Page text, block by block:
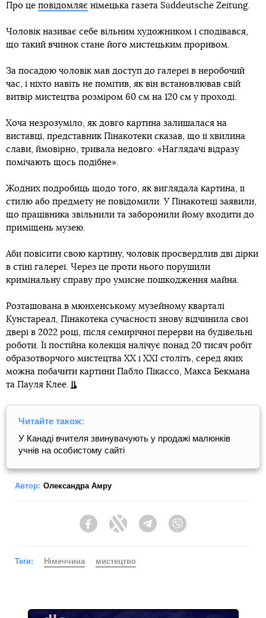
Про це повідомляє німецька газета Süddeutsche Zeitung.
Чоловік називає себе вільним художником і сподівався,
що такий вчинок стане його мистецьким проривом.
За посадою чоловік мав доступ до галереї в неробочий
час, і ніхто навіть не помітив, як він встановлював свій
витвір мистецтва розміром 60 см на 120 см у проході.
Хоча незрозуміло, як довго картина залишалася на
виставці, представник Пінакотеки сказав, що її хвилина
слави, ймовірно, тривала недовго: «Наглядачі відразу
помічають щось подібне».
Жодних подробиць щодо того, як виглядала картина, її
стилю або предмету не повідомили. У Пінакотеці заявили,
що працівника звільнили та заборонили йому входити до
приміщень музею.
Аби повісити свою картину, чоловік просвердлив дві дірки
в стіні галереї. Через це проти нього порушили
кримінальну справу про умисне пошкодження майна.
Розташована в мюнхенському музейному кварталі
Кунстареал, Пінакотека сучасності знову відчинила свої
двері в 2022 році, після семирічної перерви на будівельні
роботи. Її постійна колекція налічує понад 20 тисяч робіт
образотворчого мистецтва ХХ і ХХІ століть, серед яких
можна побачити картини Пабло Пікассо, Макса Бекмана
та Пауля Клее.
Читайте також:
У Канаді вчителя звинувачують у продажі малюнків
учнів на особистому сайті
Автор: Олександра Амру
FacebookTwitter Telegram
Теги: Німеччина мистецтво